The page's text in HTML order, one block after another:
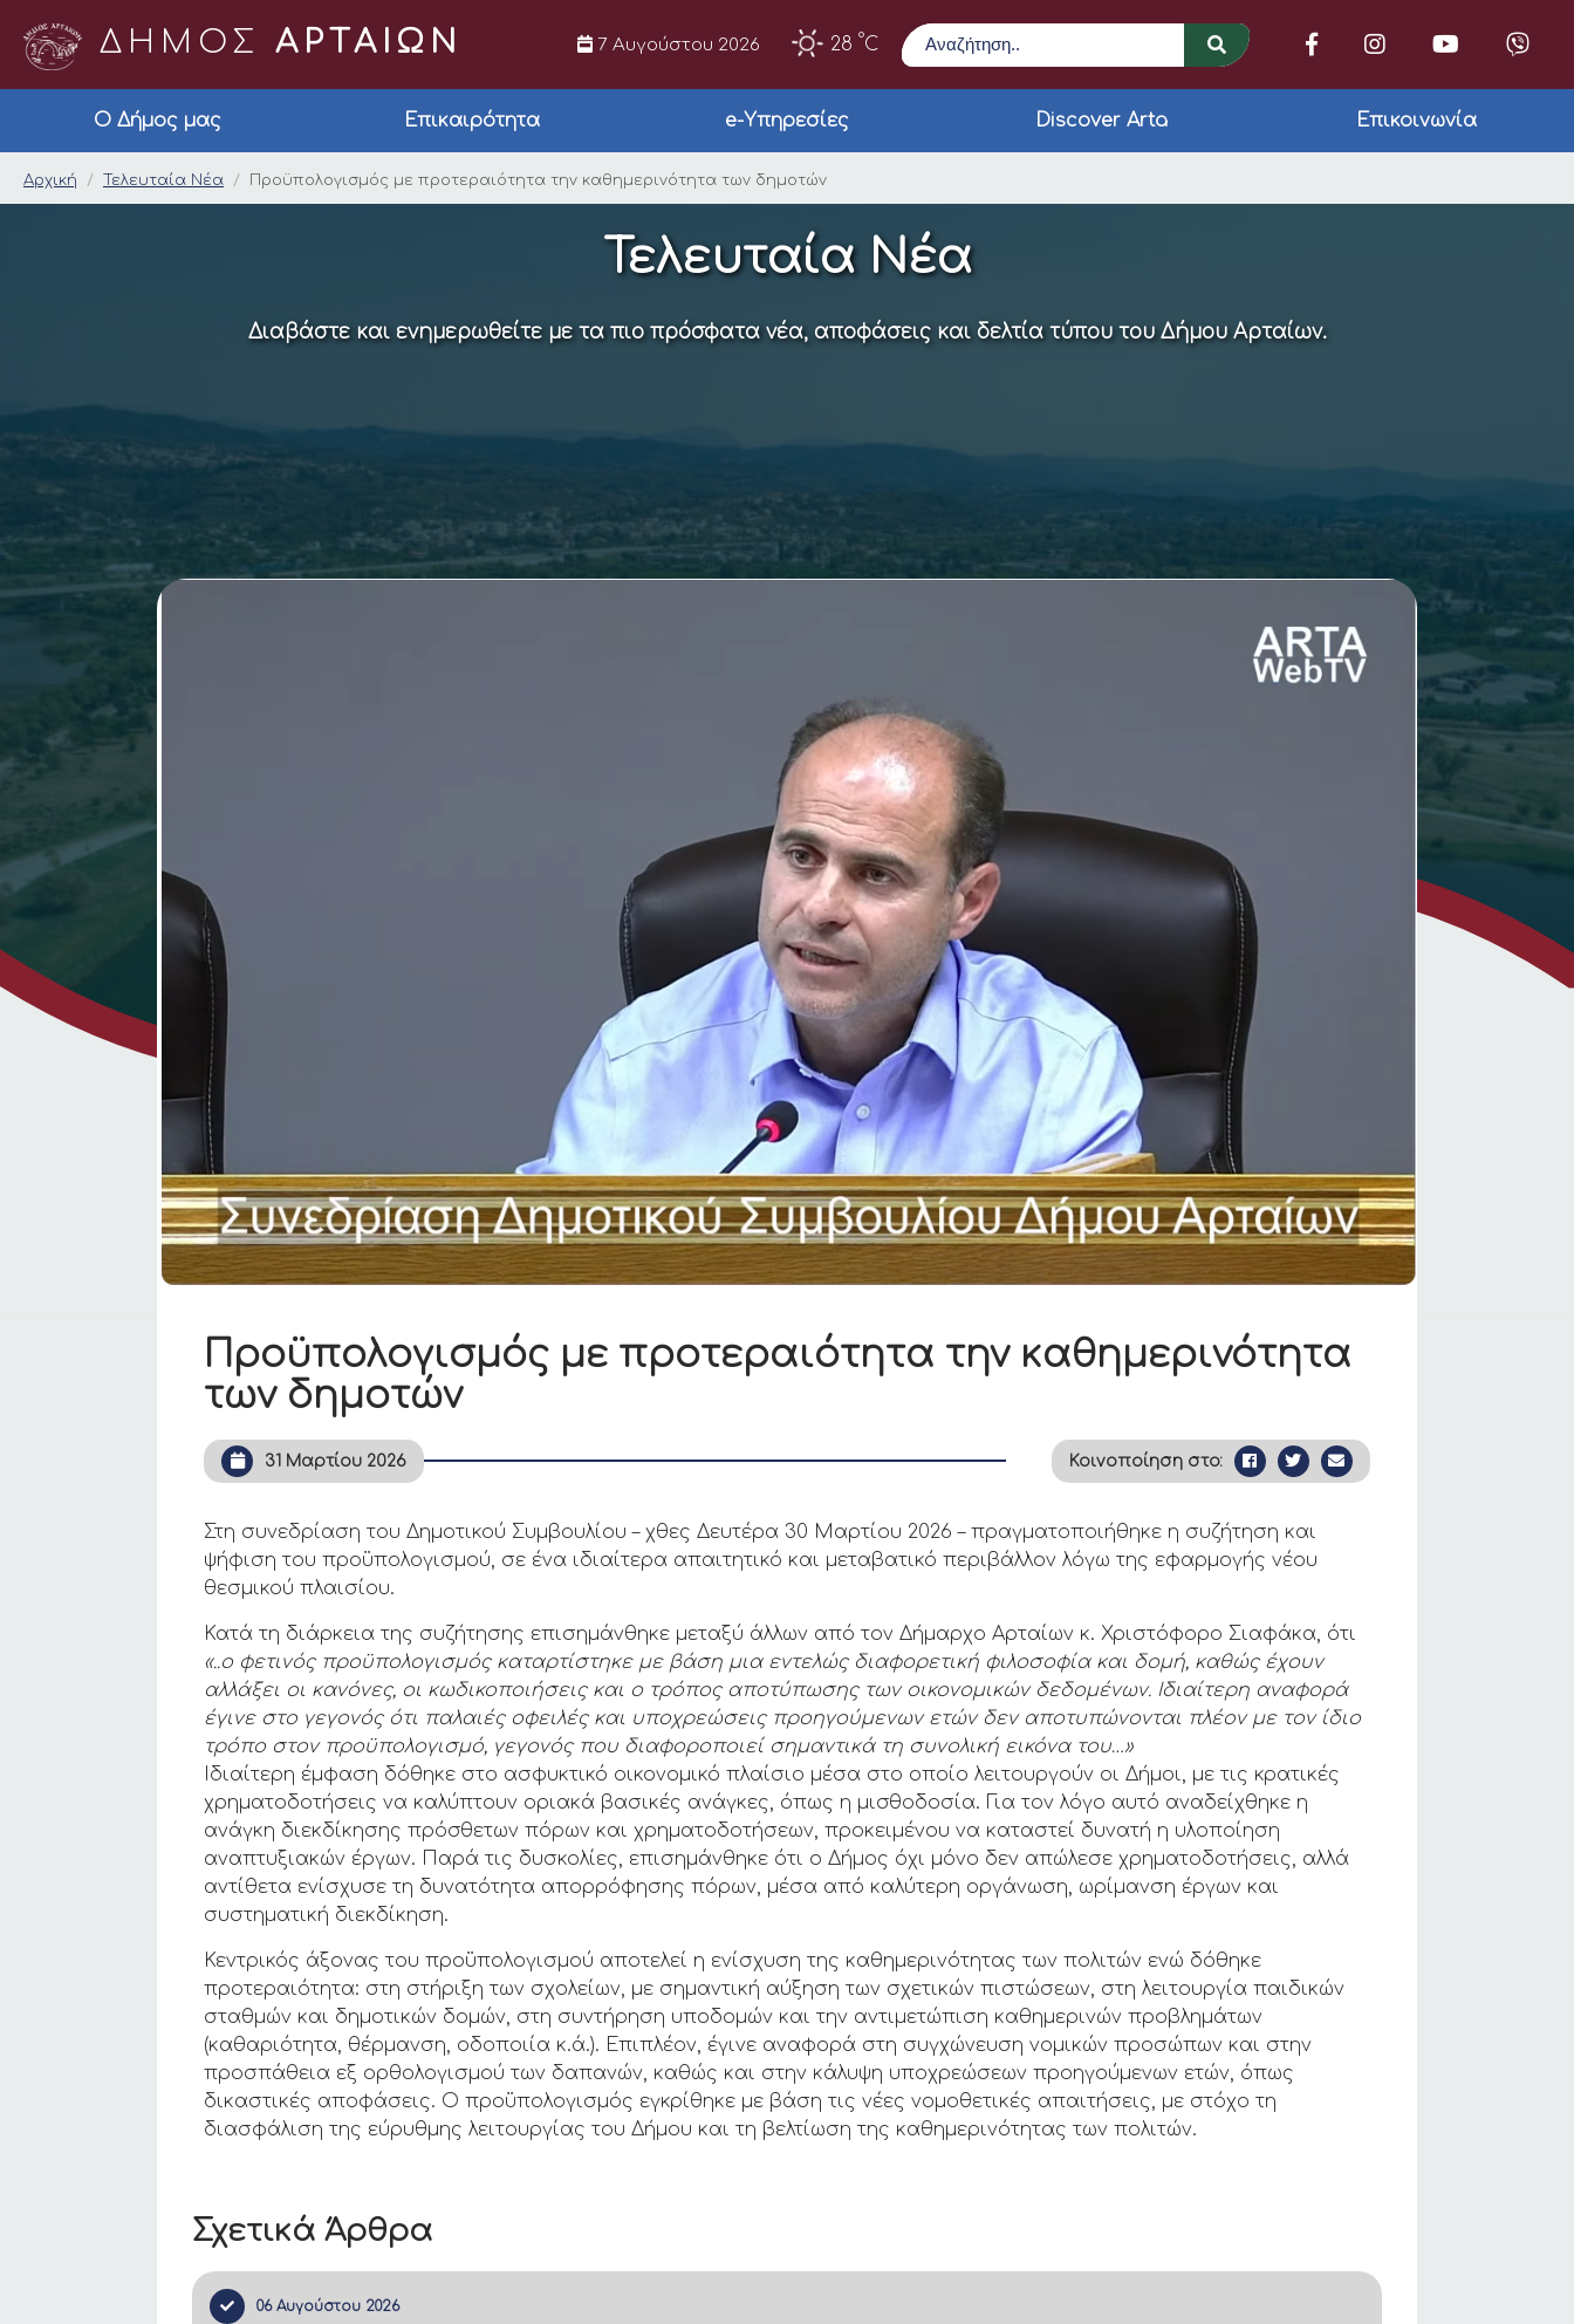
ΔΗΜΟΣ ΑΡΤΑΙΩΝ 7 Αυγούστου 2026 28 °C
Αναζήτηση
Ο Δήμος μας Επικαιρότητα e-Υπηρεσίες Discover Arta Επικοινωνία
Προϋπολογισμός με προτεραιότητα την καθημερινότητα των
Αρχική Τελευταία Νέα Προϋπολογισμός με προτεραιότητα την καθημερινότητα των δημοτών
Τελευταία Νέα
Διαβάστε και ενημερωθείτε με τα πιο πρόσφατα νέα, αποφάσεις και δελτία τύπου του Δήμου Αρταίων.
Σχετικά Άρθρα
06 Αυγούστου 2026
Προϋπολογισμός με προτεραιότητα την καθημερινότητα
των δημοτών
31 Μαρτίου 2026 Κοινοποίηση στο:
Στη συνεδρίαση του Δημοτικού Συμβουλίου – χθες Δευτέρα 30 Μαρτίου 2026 – πραγματοποιήθηκε η συζήτηση και
ψήφιση του προϋπολογισμού, σε ένα ιδιαίτερα απαιτητικό και μεταβατικό περιβάλλον λόγω της εφαρμογής νέου
θεσμικού πλαισίου.
Κατά τη διάρκεια της συζήτησης επισημάνθηκε μεταξύ άλλων από τον Δήμαρχο Αρταίων κ. Χριστόφορο Σιαφάκα, ότι
«..ο φετινός προϋπολογισμός καταρτίστηκε με βάση μια εντελώς διαφορετική φιλοσοφία και δομή, καθώς έχουν
αλλάξει οι κανόνες, οι κωδικοποιήσεις και ο τρόπος αποτύπωσης των οικονομικών δεδομένων. Ιδιαίτερη αναφορά
έγινε στο γεγονός ότι παλαιές οφειλές και υποχρεώσεις προηγούμενων ετών δεν αποτυπώνονται πλέον με τον ίδιο
τρόπο στον προϋπολογισμό, γεγονός που διαφοροποιεί σημαντικά τη συνολική εικόνα του…»
Ιδιαίτερη έμφαση δόθηκε στο ασφυκτικό οικονομικό πλαίσιο μέσα στο οποίο λειτουργούν οι Δήμοι, με τις κρατικές
χρηματοδοτήσεις να καλύπτουν οριακά βασικές ανάγκες, όπως η μισθοδοσία. Για τον λόγο αυτό αναδείχθηκε η
ανάγκη διεκδίκησης πρόσθετων πόρων και χρηματοδοτήσεων, προκειμένου να καταστεί δυνατή η υλοποίηση
αναπτυξιακών έργων. Παρά τις δυσκολίες, επισημάνθηκε ότι ο Δήμος όχι μόνο δεν απώλεσε χρηματοδοτήσεις, αλλά
αντίθετα ενίσχυσε τη δυνατότητα απορρόφησης πόρων, μέσα από καλύτερη οργάνωση, ωρίμανση έργων και
συστηματική διεκδίκηση.
Κεντρικός άξονας του προϋπολογισμού αποτελεί η ενίσχυση της καθημερινότητας των πολιτών ενώ δόθηκε
προτεραιότητα: στη στήριξη των σχολείων, με σημαντική αύξηση των σχετικών πιστώσεων, στη λειτουργία παιδικών
σταθμών και δημοτικών δομών, στη συντήρηση υποδομών και την αντιμετώπιση καθημερινών προβλημάτων
(καθαριότητα, θέρμανση, οδοποιία κ.ά.). Επιπλέον, έγινε αναφορά στη συγχώνευση νομικών προσώπων και στην
προσπάθεια εξ ορθολογισμού των δαπανών, καθώς και στην κάλυψη υποχρεώσεων προηγούμενων ετών, όπως
δικαστικές αποφάσεις. Ο προϋπολογισμός εγκρίθηκε με βάση τις νέες νομοθετικές απαιτήσεις, με στόχο τη
διασφάλιση της εύρυθμης λειτουργίας του Δήμου και τη βελτίωση της καθημερινότητας των πολιτών.